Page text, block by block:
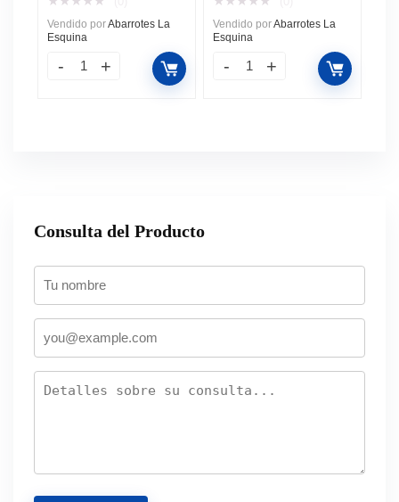
Vendido porAbarrotes La
Esquina
Vendido porAbarrotes La
Esquina
Consulta del Producto